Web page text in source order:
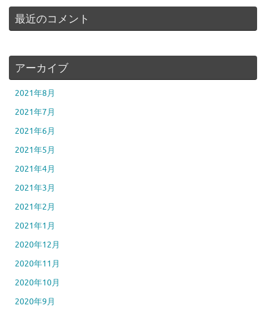
最近のコメント
アーカイブ
2021年8月
2021年7月
2021年6月
2021年5月
2021年4月
2021年3月
2021年2月
2021年1月
2020年12月
2020年11月
2020年10月
2020年9月